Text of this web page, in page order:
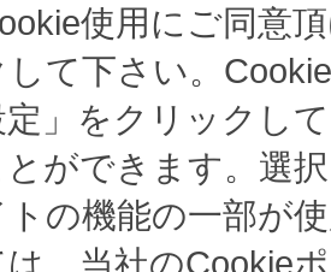
使用にご同意
て下さい。
定」をクリックし
ができます。選
の機能の一部が
、当社のCookie